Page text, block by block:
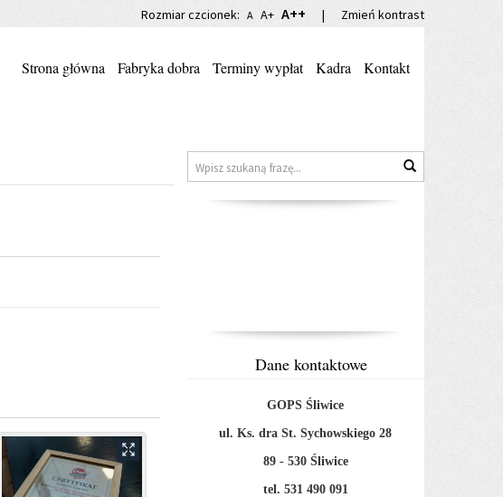
Rozmiar czcionek: A A+ A++ | Zmień kontrast
Strona główna Fabryka dobra Terminy wypłat Kadra Kontakt
Znajdź
Dane kontaktowe
GOPS Śliwice
ul. Ks. dra St. Sychowskiego 28
89 - 530 Śliwice
tel. 531 490 091